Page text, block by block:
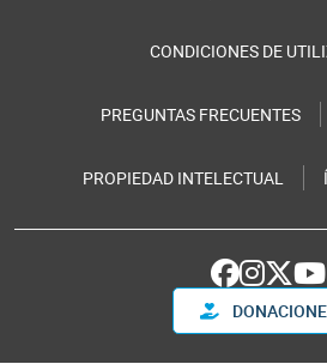
CONDICIONES DE
PREGUNTAS FRECUENTES
PROPIEDAD INTELECTUAL